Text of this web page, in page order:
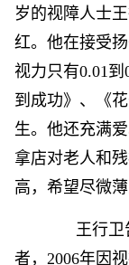
岁的视障人士
红。他在接受
视力只有0.01
到成功》、《
生。他还充满
拿店对老人和
高，希望尽微
王行卫告
者，2006年因